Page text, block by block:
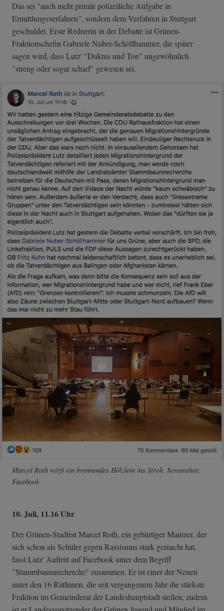
Das sei "auch nicht primär polizeiliche Aufgabe in
Ermittlungsverfahren", sondern dem Verfahren in Stuttgart
geschuldet. Erste Rednerin in der Debatte ist Grünen-
Fraktionschefin Gabriele Nuber-Schöllhammer, die später
sagen wird, dass Lutz' "Duktus und Ton" ungewöhnlich
"streng oder sogar scharf" gewesen sei.
Marcel Roth wirft ein brennendes Hölzlein ins Stroh. Screenshot:
Facebook
10. Juli, 11.16 Uhr
Der Grünen-Stadtrat Marcel Roth, ein gebürtiger Mainzer, der
sich schon als Schüler gegen Rassismus stark gemacht hat,
fasst Lutz' Auftritt auf Facebook unter dem Begriff
"Stammbaumrecherche" zusammen. Er ist einer der Neuen
unter den 16 RätInnen, die seit vergangenem Jahr die stärkste
Fraktion im Gemeinderat der Landeshauptstadt stellen, zudem